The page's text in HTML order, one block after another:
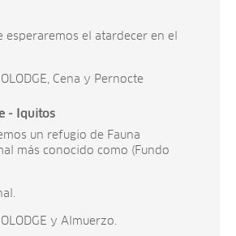
esperaremos el atardecer en el
Cena y Pernocte
- Iquitos
un refugio de Fauna
más conocido como (Fundo
y Almuerzo.